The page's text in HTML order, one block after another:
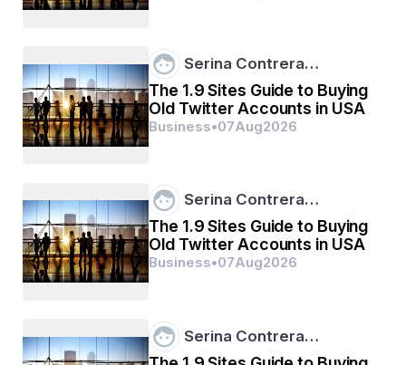
ବଲପଏଣ୍ଟ ପେନର ଉତ୍ଥାନ
ପରବର୍ତ୍ତୀ ପ୍ରମୁଖ ଲମ୍ଫ ବଲପଏଣ୍ଟ କଲମର ଉଦ୍ଭାବନ
ସହିତ ଆସିଥିଲା |  ୧୯୩୮ ମସିହାରେ, ହଙ୍ଗେରୀ ସାମ୍ବାଦିକ
ଲାସଲୋ ବିରୋରଣା କଲମରୁ ହତାଶ ହୋଇ ଏକ କଲମ
ବିକଶିତ କରିଥିଲେ ଯାହାକି ଏକ ଛୋଟ ଘୂର୍ଣ୍ଣନ ବଲ
ବ୍ୟବହାର କରି ଇଙ୍କି ସମାନ ଭାବରେ ବିସ୍ତାର କରିଥିଲା |
ଶୀଘ୍ର ଲୋକପ୍ରିୟତା ହାସଲ କଲା, ଶେଷରେ ବିଶ୍ଵର ବହୁଳ
ଭାବରେ ବ୍ୟବହୃତ ଲେଖା ଯନ୍ତ୍ରରେ ପରିଣତ ହେଲା |
Serina Contrera…
The 1.9 Sites Guide to Buying
Old Twitter Accounts in USA
Business•07Aug2026
Serina Contrera…
The 1.9 Sites Guide to Buying
Old Twitter Accounts in USA
Business•07Aug2026
Serina Contrera…